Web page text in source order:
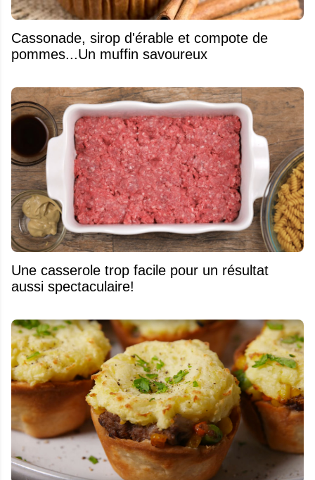
​Cassonade, sirop d'érable et compote de
pommes...Un muffin savoureux
Une casserole trop facile pour un résultat
aussi spectaculaire!